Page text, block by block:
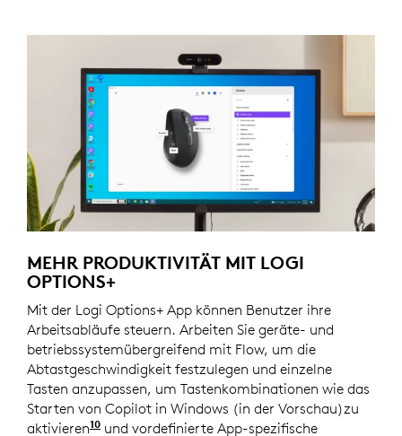
MEHR PRODUKTIVITÄT MIT LOGI
OPTIONS+
Mit der Logi Options+ App können Benutzer ihre
Arbeitsabläufe steuern. Arbeiten Sie geräte- und
betriebssystemübergreifend mit Flow, um die
Abtastgeschwindigkeit festzulegen und einzelne
Tasten anzupassen, um Tastenkombinationen wie das
Starten von Copilot in Windows (in der Vorschau)zu
aktivieren10 Copilot in Windows (in der Vorschau) ist
und vordefinierte App-spezifische